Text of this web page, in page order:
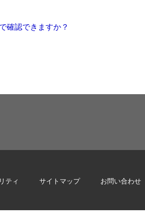
確認できますか？
ティ サイトマップ お問い合わせ